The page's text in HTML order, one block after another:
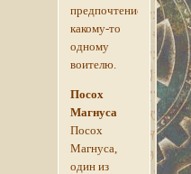
предпочтение
какому-то
одному
воителю.
Посох
Магнуса
Посох
Магнуса,
один из